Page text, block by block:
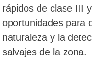
rápidos de clase III
oportunidades para
naturaleza y la
salvajes de la zona.